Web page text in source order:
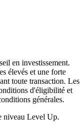
en investissement.
élevés et une forte
toute transaction. Les
d'éligibilité et
générales.
niveau Level Up.